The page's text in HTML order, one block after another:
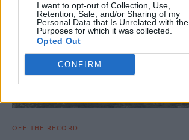
I want to opt-out of Collection, Use,
Retention, Sale, and/or Sharing of my
Personal Data that Is Unrelated with the
Purposes for which it was collected.
Opted Out
CONFIRM
OFF THE RECORD